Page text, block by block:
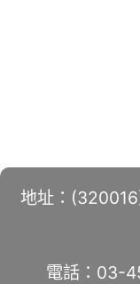
地址：
電話：03-